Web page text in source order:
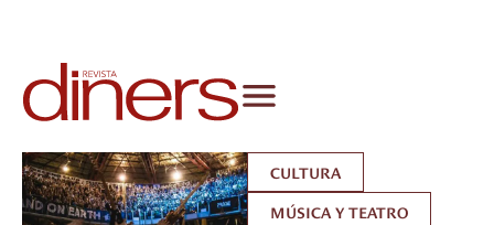
CULTURA
MÚSICA Y TEATRO